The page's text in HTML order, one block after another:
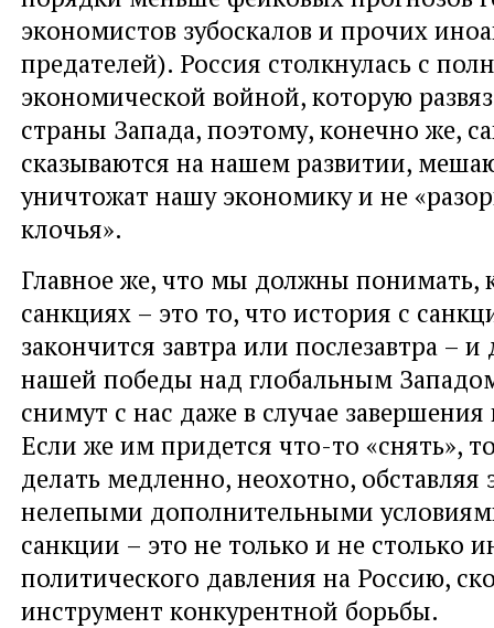
экономистов зубоскалов и прочих
предателей). Россия столкнулась с
экономической войной, которую
страны Запада, поэтому, конечно же,
сказываются на нашем развитии,
уничтожат нашу экономику и не
клочья».
Главное же, что мы должны понимать,
санкциях – это то, что история с
закончится завтра или послезавтра – и
нашей победы над глобальным
снимут с нас даже в случае
Если же им придется что-то «снять»,
делать медленно, неохотно, обставляя
нелепыми дополнительными
санкции – это не только и не столько
политического давления на Россию,
инструмент конкурентной борьбы.